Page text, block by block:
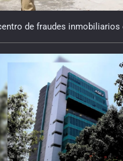
de fraudes inmobiliarios